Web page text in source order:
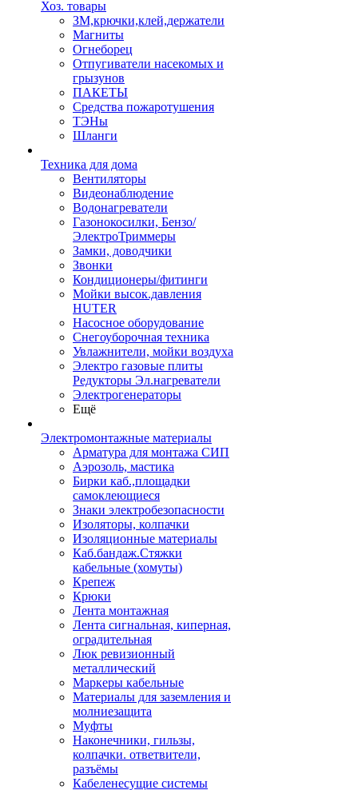
Хоз. товары
ЗМ,крючки,клей,держатели
Магниты
Огнеборец
Отпугиватели насекомых и
грызунов
ПАКЕТЫ
Средства пожаротушения
ТЭНы
Шланги
Техника для дома
Вентиляторы
Видеонаблюдение
Водонагреватели
Газонокосилки, Бензо/
ЭлектроТриммеры
Замки, доводчики
Звонки
Кондиционеры/фитинги
Мойки высок.давления
HUTER
Насосное оборудование
Снегоуборочная техника
Увлажнители, мойки воздуха
Электро газовые плиты
Редукторы Эл.нагреватели
Электрогенераторы
Ещё
Электромонтажные материалы
Арматура для монтажа СИП
Аэрозоль, мастика
Бирки каб.,площадки
самоклеющиеся
Знаки электробезопасности
Изоляторы, колпачки
Изоляционные материалы
Каб.бандаж.Стяжки
кабельные (хомуты)
Крепеж
Крюки
Лента монтажная
Лента сигнальная, киперная,
оградительная
Люк ревизионный
металлический
Маркеры кабельные
Материалы для заземления и
молниезащита
Муфты
Наконечники, гильзы,
колпачки. ответвители,
разъёмы
Кабеленесущие системы